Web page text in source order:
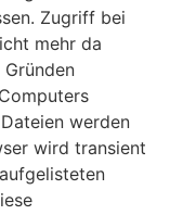
Zugriff bei
mehr da
werden
wird transient